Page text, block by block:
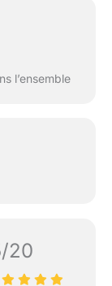
l’ensemble
20